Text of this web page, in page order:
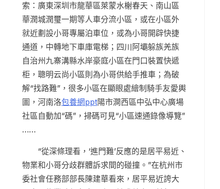
索：廣東深圳市龍華區萊蒙水榭春天、南山區
華潤城潤璽一期等人車分流小區，或在小區外
就近劃設小哥專屬泊車位，或為小哥開辟快捷
通道，中轉地下車庫電梯；四川阿壩躲族羌族
自治州九寨溝縣水岸豪庭小區在門口裝置快遞
柜，聰明云尚小區則為小哥供給手推車；為破
解“找路難”，很多小區在顯眼處繪制騎手友愛輿
圖，河南洛包養網ppt陽市澗西區中弘中心廣場
社區自動加“碼”，掃碼可見“小區速通錄像導覽”
……
“從深條理看，‘進門難’反應的是居平易近、
物業和小哥分歧群體訴求間的碰撞。”在杭州市
委社會任務部部長陳建華看來，居平易近誇大